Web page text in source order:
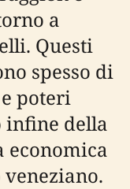
a
Questi
spesso di
poteri
infine della
economica